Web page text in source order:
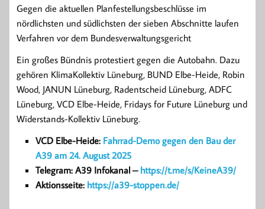
Gegen die aktuellen Planfestellungsbeschlüsse im
nördlichsten und südlichsten der sieben Abschnitte laufen
Verfahren vor dem Bundesverwaltungsgericht
Ein großes Bündnis protestiert gegen die Autobahn. Dazu
gehören KlimaKollektiv Lüneburg, BUND Elbe-Heide, Robin
Wood, JANUN Lüneburg, Radentscheid Lüneburg, ADFC
Lüneburg, VCD Elbe-Heide, Fridays for Future Lüneburg und
Widerstands-Kollektiv Lüneburg.
VCD Elbe-Heide: Fahrrad-Demo gegen den Bau der
A39 am 24. August 2025
Telegram: A39 Infokanal – https://t.me/s/KeineA39/
Aktionsseite: https://a39-stoppen.de/